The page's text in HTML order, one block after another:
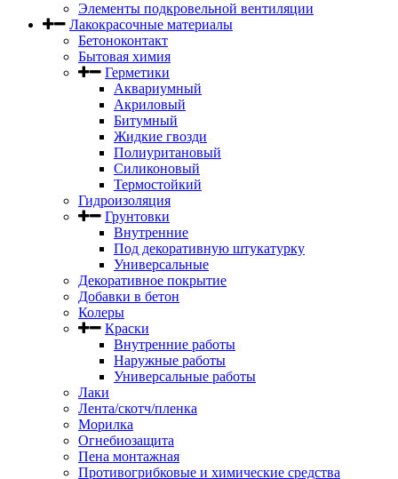
Элементы подкровельной вентиляции
Лакокрасочные материалы
Бетоноконтакт
Бытовая химия
Герметики
Аквариумный
Акриловый
Битумный
Жидкие гвозди
Полиуритановый
Силиконовый
Термостойкий
Гидроизоляция
Грунтовки
Внутренние
Под декоративную штукатурку
Универсальные
Декоративное покрытие
Добавки в бетон
Колеры
Краски
Внутренние работы
Наружные работы
Универсальные работы
Лаки
Лента/скотч/пленка
Морилка
Огнебиозащита
Пена монтажная
Противогрибковые и химические средства